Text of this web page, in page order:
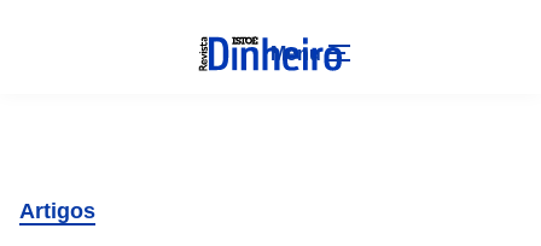
Menu
Artigos